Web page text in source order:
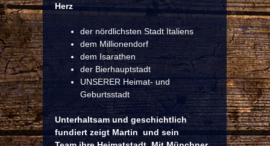
Herz
der nördlichsten Stadt Italiens
dem Millionendorf
dem Isarathen
der Bierhauptstadt
UNSERER Heimat- und
Geburtsstadt
Unterhaltsam und geschichtlich
fundiert zeigt Martin und sein